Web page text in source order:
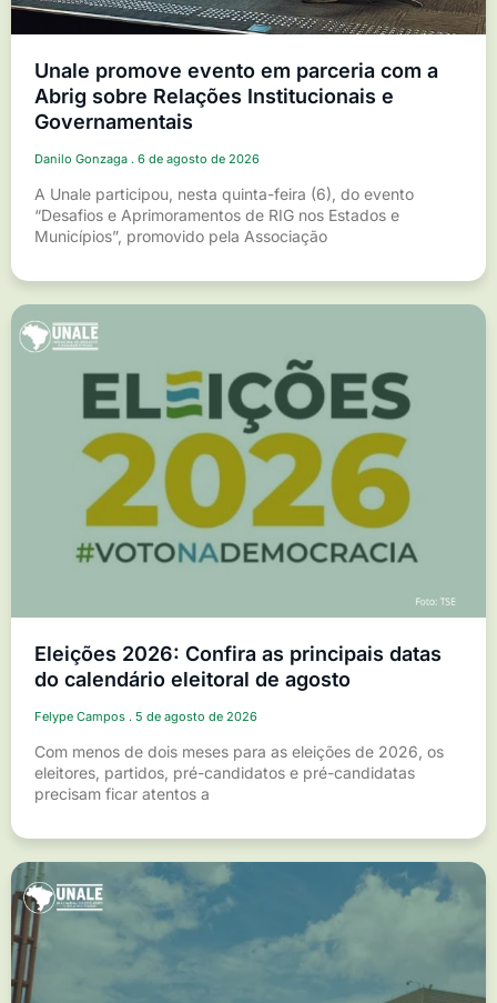
Unale promove evento em parceria com a
Abrig sobre Relações Institucionais e
Governamentais
Danilo Gonzaga 6 de agosto de 2026
A Unale participou, nesta quinta-feira (6), do evento
“Desafios e Aprimoramentos de RIG nos Estados e
Municípios”, promovido pela Associação
Eleições 2026: Confira as principais datas
do calendário eleitoral de agosto
Felype Campos 5 de agosto de 2026
Com menos de dois meses para as eleições de 2026, os
eleitores, partidos, pré-candidatos e pré-candidatas
precisam ficar atentos a